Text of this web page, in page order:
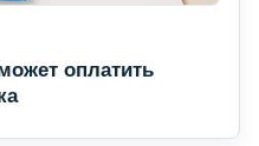
оплатить